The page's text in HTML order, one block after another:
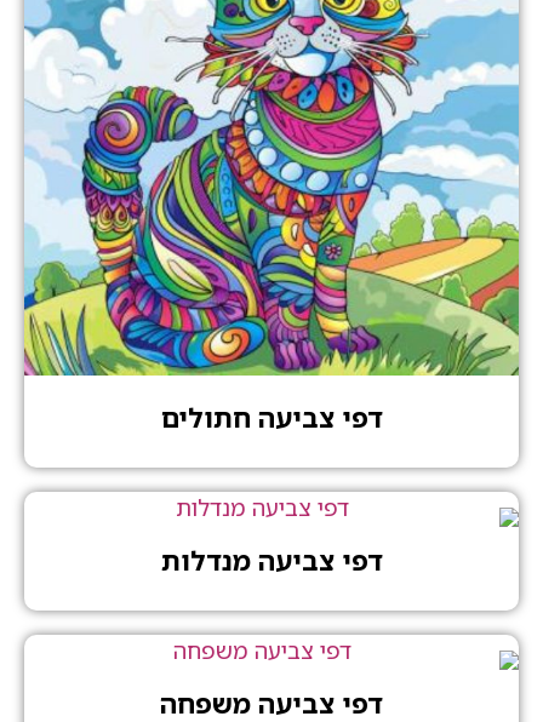
דפי צביעה חתולים
דפי צביעה מנדלות
דפי צביעה משפחה